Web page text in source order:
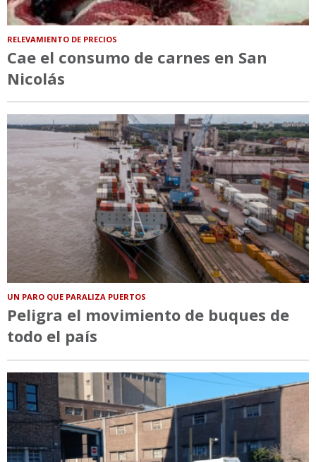
RELEVAMIENTO DE PRECIOS
Cae el consumo de carnes en San
Nicolás
UN PARO QUE PARALIZA PUERTOS
Peligra el movimiento de buques de
todo el país